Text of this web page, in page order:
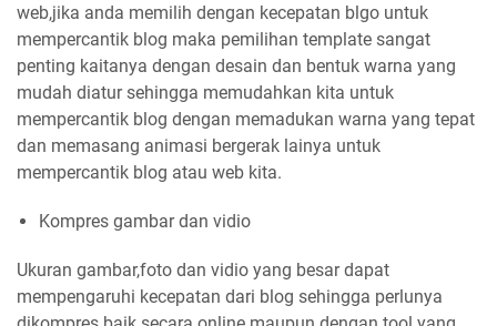
web,jika anda memilih dengan kecepatan blgo untuk
mempercantik blog maka pemilihan template sangat
penting kaitanya dengan desain dan bentuk warna yang
mudah diatur sehingga memudahkan kita untuk
mempercantik blog dengan memadukan warna yang tepat
dan memasang animasi bergerak lainya untuk
mempercantik blog atau web kita.
Kompres gambar dan vidio
Ukuran gambar,foto dan vidio yang besar dapat
mempengaruhi kecepatan dari blog sehingga perlunya